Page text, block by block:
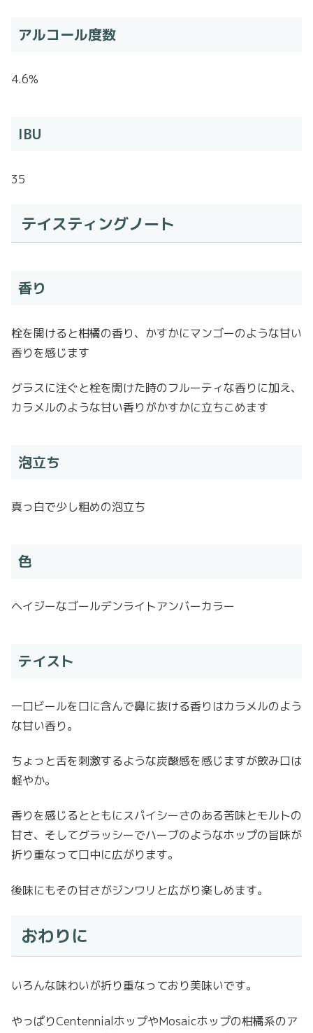
アルコール度数
4.6%
IBU
35
テイスティングノート
香り
栓を開けると柑橘の香り、かすかにマンゴーのような甘い
香りを感じます
グラスに注ぐと栓を開けた時のフルーティな香りに加え、
カラメルのような甘い香りがかすかに立ちこめます
泡立ち
真っ白で少し粗めの泡立ち
色
ヘイジーなゴールデンライトアンバーカラー
テイスト
一口ビールを口に含んで鼻に抜ける香りはカラメルのよう
な甘い香り。
ちょっと舌を刺激するような炭酸感を感じますが飲み口は
軽やか。
香りを感じるとともにスパイシーさのある苦味とモルトの
甘さ、そしてグラッシーでハーブのようなホップの旨味が
折り重なって口中に広がります。
後味にもその甘さがジンワリと広がり楽しめます。
おわりに
いろんな味わいが折り重なっており美味いです。
やっぱりCentennialホップやMosaicホップの柑橘系のア